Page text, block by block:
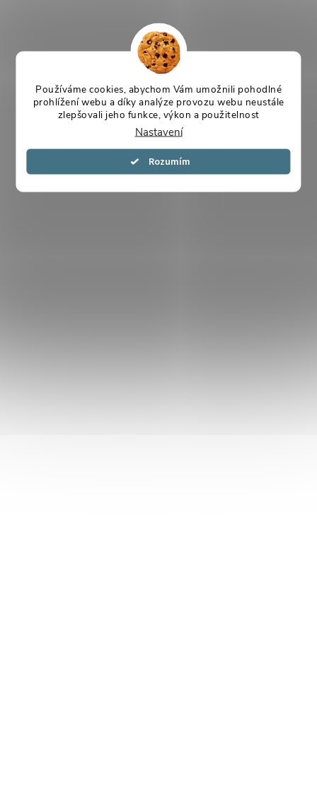
Používáme cookies, abychom Vám umožnili pohodlné
prohlížení webu a díky analýze provozu webu neustále
zlepšovali jeho funkce, výkon a použitelnost
Nastavení
Souhlasím